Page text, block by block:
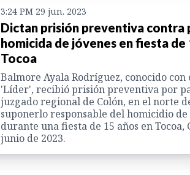
3:24 PM 29 jun. 2023
Dictan prisión preventiva contra
homicida de jóvenes en fiesta de
Tocoa
Balmore Ayala Rodríguez, conocido con
'Líder', recibió prisión preventiva por
juzgado regional de Colón, en el norte
suponerlo responsable del homicidio de
durante una fiesta de 15 años en Tocoa,
junio de 2023.